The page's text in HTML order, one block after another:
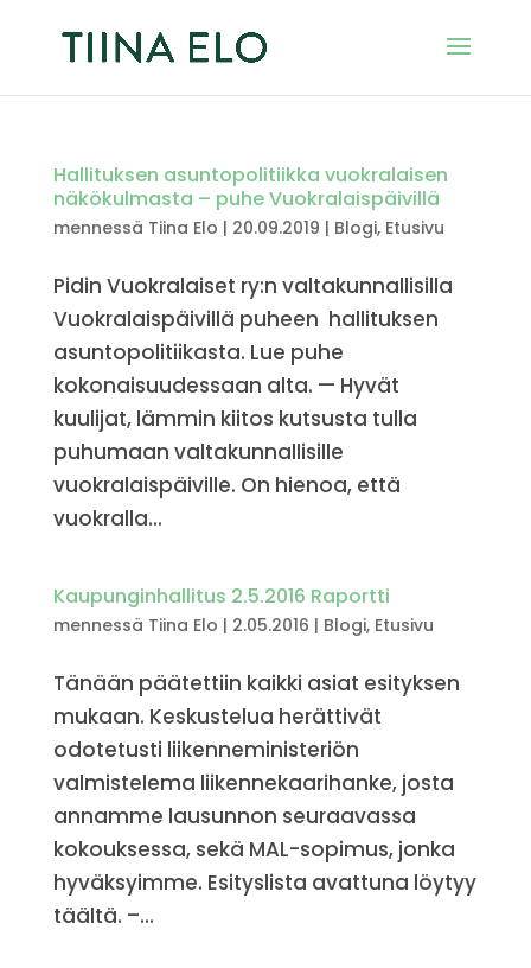
Hallituksen asuntopolitiikka vuokralaisen
näkökulmasta – puhe Vuokralaispäivillä
mennessä Tiina Elo | 20.09.2019 | Blogi, Etusivu
Pidin Vuokralaiset ry:n valtakunnallisilla
Vuokralaispäivillä puheen hallituksen
asuntopolitiikasta. Lue puhe
kokonaisuudessaan alta. — Hyvät
kuulijat, lämmin kiitos kutsusta tulla
puhumaan valtakunnallisille
vuokralaispäiville. On hienoa, että
vuokralla...
Kaupunginhallitus 2.5.2016 Raportti
mennessä Tiina Elo | 2.05.2016 | Blogi, Etusivu
Tänään päätettiin kaikki asiat esityksen
mukaan. Keskustelua herättivät
odotetusti liikenneministeriön
valmistelema liikennekaarihanke, josta
annamme lausunnon seuraavassa
kokouksessa, sekä MAL-sopimus, jonka
hyväksyimme. Esityslista avattuna löytyy
täältä. –...